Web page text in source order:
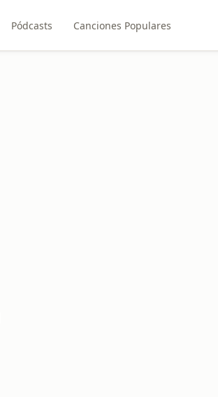
Pódcasts Canciones Populares